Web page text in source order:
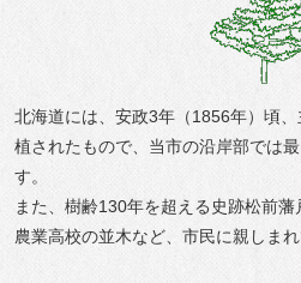
北海道には、安政3年（1856年）頃
植されたもので、当市の沿岸部では
す。
また、樹齢130年を超える史跡松前
農業高校の並木など、市民に親しまれ